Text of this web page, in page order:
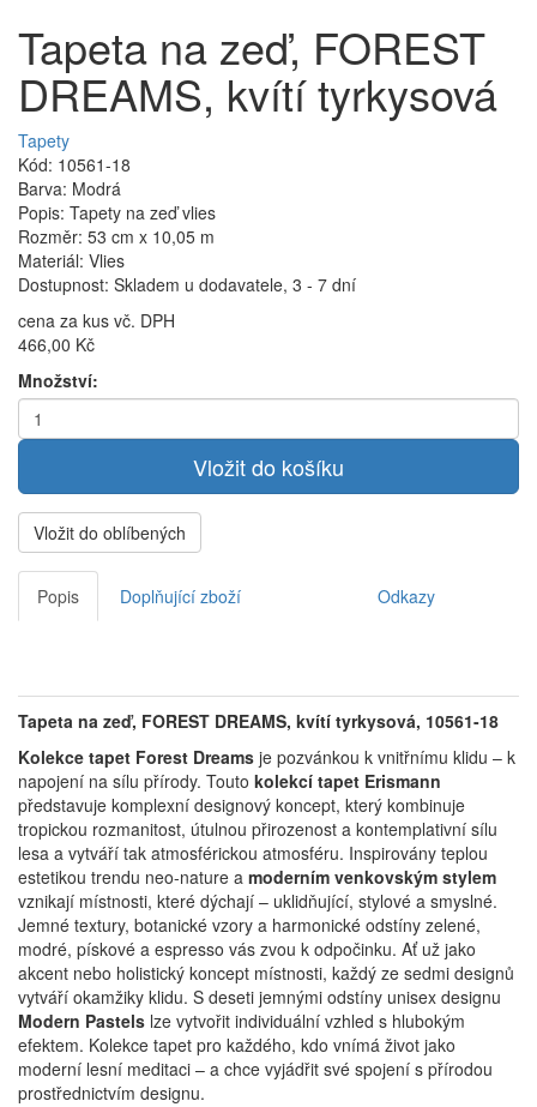
Tapeta na zeď, FOREST
DREAMS, kvítí tyrkysová
Tapety
Kód: 10561-18
Barva: Modrá
Popis: Tapety na zeď vlies
Rozměr: 53 cm x 10,05 m
Materiál: Vlies
Dostupnost: Skladem u dodavatele, 3 - 7 dní
cena za kus vč. DPH
466,00 Kč
Množství:
Vložit do oblíbených
Popis Doplňující zboží Odkazy
Tapeta na zeď, FOREST DREAMS, kvítí tyrkysová, 10561-18
Kolekce tapet Forest Dreams je pozvánkou k vnitřnímu klidu – k
napojení na sílu přírody. Touto kolekcí tapet Erismann
představuje komplexní designový koncept, který kombinuje
tropickou rozmanitost, útulnou přirozenost a kontemplativní sílu
lesa a vytváří tak atmosférickou atmosféru. Inspirovány teplou
estetikou trendu neo-nature a moderním venkovským stylem
vznikají místnosti, které dýchají – uklidňující, stylové a smyslné.
Jemné textury, botanické vzory a harmonické odstíny zelené,
modré, pískové a espresso vás zvou k odpočinku. Ať už jako
akcent nebo holistický koncept místnosti, každý ze sedmi designů
vytváří okamžiky klidu. S deseti jemnými odstíny unisex designu
Modern Pastels lze vytvořit individuální vzhled s hlubokým
efektem. Kolekce tapet pro každého, kdo vnímá život jako
moderní lesní meditaci – a chce vyjádřit své spojení s přírodou
prostřednictvím designu.